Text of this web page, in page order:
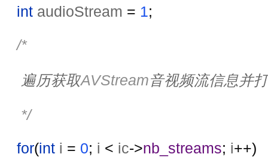
int audioStream = 1;
/*
遍历获取AVStream音视频流信息并
*/
for(int i = 0; i < ic->nb_streams; i++)